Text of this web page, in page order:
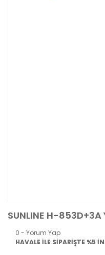
SUNLINE H-
0 - Yorum Yap
HAVALE İLE SİPARİŞTE %5